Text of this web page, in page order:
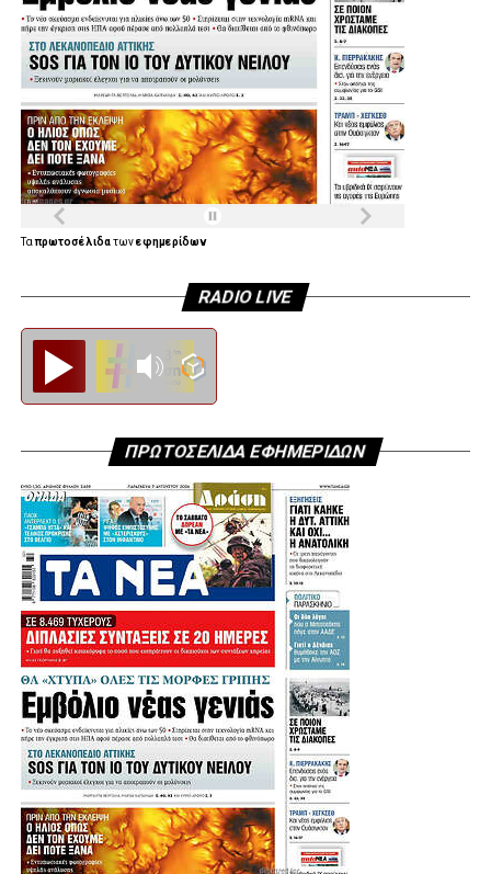
Ταπρωτοσέλιδατωνεφημερίδων
RADIO LIVE
ΠΡΩΤΟΣΕΛΙΔΑ ΕΦΗΜΕΡΙΔΩΝ